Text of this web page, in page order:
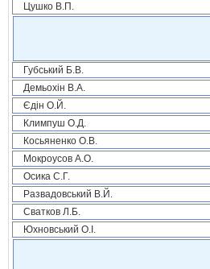
Цушко В.П.
Губський Б.В.
Демьохін В.А.
Єдін О.Й.
Климпуш О.Д.
Косьяненко О.В.
Мокроусов А.О.
Осика С.Г.
Развадовський В.Й.
Сватков Л.Б.
Юхновський О.І.